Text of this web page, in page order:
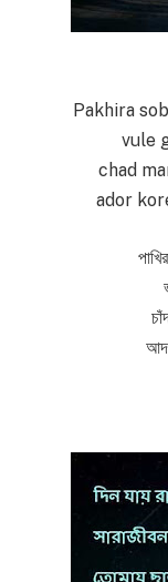
Pakhira
vule
chad
ador